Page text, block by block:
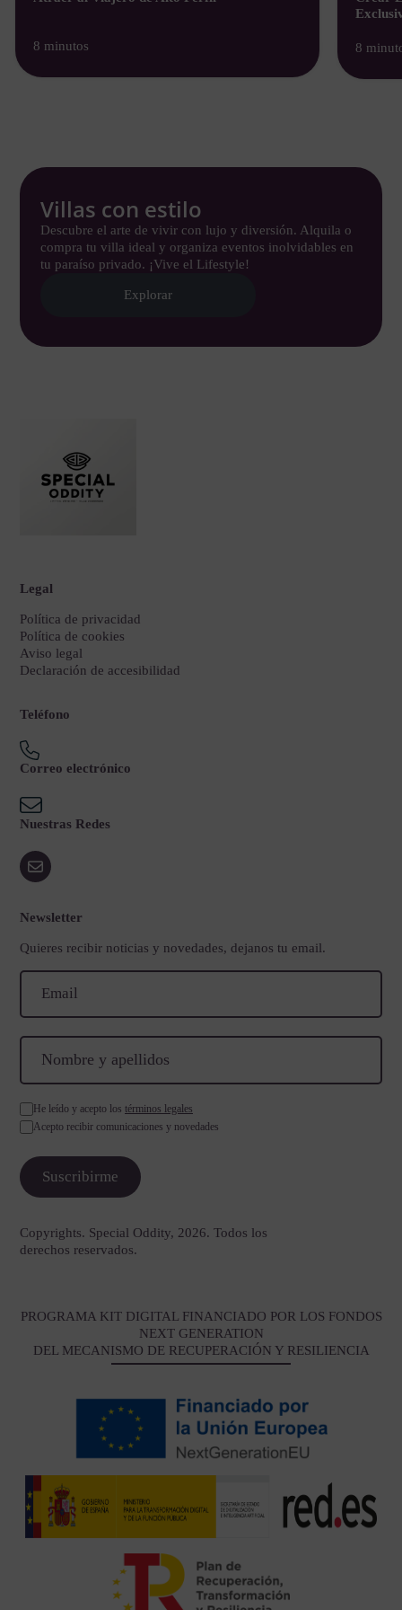
8 minutos 8
Villas con estilo
Descubre el arte de vivir con lujo y diversión. Alquila o
compra tu villa ideal y organiza eventos inolvidables en
tu paraíso privado. ¡Vive el Lifestyle!
Explorar
Legal
Política de privacidad
Política de cookies
Aviso legal
Declaración de accesibilidad
Teléfono
Correo electrónico
Nuestras Redes
Newsletter
Quieres recibir noticias y novedades, dejanos tu email.
He leído y acepto los términos legales
Acepto recibir comunicaciones y novedades
Copyrights. Special Oddity, 2026. Todos los
derechos reservados.
PROGRAMA KIT DIGITAL FINANCIADO POR LOS FONDOS
NEXT GENERATION
DEL MECANISMO DE RECUPERACIÓN Y RESILIENCIA